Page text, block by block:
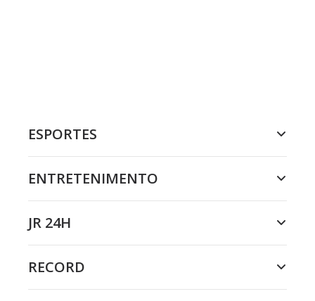
ESPORTES
ENTRETENIMENTO
JR 24H
RECORD